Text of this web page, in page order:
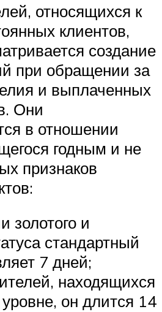
относящихся к
клиентов,
создание
при обращении за
и выплаченных
Они
в отношении
годным и не
признаков
золотого и
стандартный
7 дней;
находящихся
он длится 14